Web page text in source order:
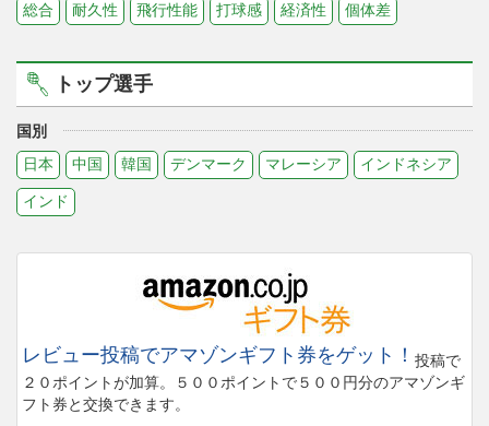
総合
耐久性 飛行性能 打球感 経済性 個体差
トップ選手
国別
日本
中国 韓国 デンマーク マレーシア インドネシア
インド
レビュー投稿でアマゾンギフト券をゲット！ 投稿で
２０ポイントが加算。５００ポイントで５００円分のアマゾンギ
フト券と交換できます。